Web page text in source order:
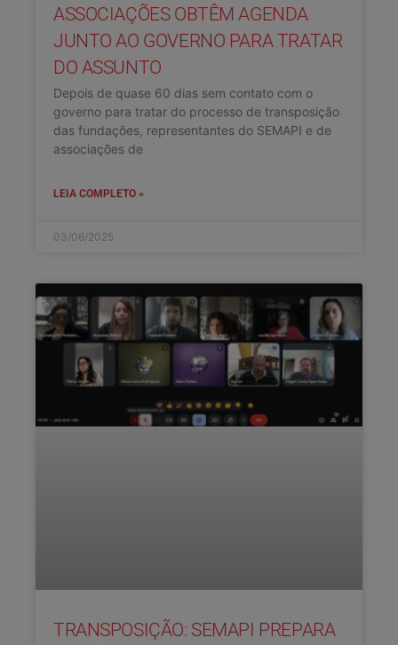
ASSOCIAÇÕES OBTÊM AGENDA
JUNTO AO GOVERNO PARA TRATAR
DO ASSUNTO
Depois de quase 60 dias sem contato com o
governo para tratar do processo de transposição
das fundações, representantes do SEMAPI e de
associações de
LEIA COMPLETO »
03/06/2025
TRANSPOSIÇÃO: SEMAPI PREPARA